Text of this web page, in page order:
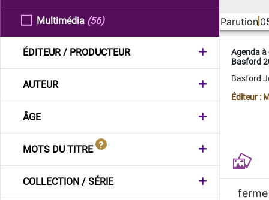
Multimédia (56)
ÉDITEUR / PRODUCTEUR
AUTEUR
ÂGE
MOTS DU TITRE
COLLECTION / SÉRIE
Parution
Agenda
Basford
Basford
Éditeur :
ferme